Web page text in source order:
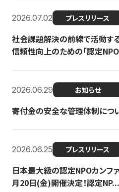
2026.07.02 プレスリリース
社会課題解決の前線で活動す
信頼性向上のための「認定
2026.06.29 お知らせ
寄付金の安全な管理体制につ
2026.06.25 プレスリリース
日本最大級の認定NPOカンフ
月20日(金)開催決定！認定NP...